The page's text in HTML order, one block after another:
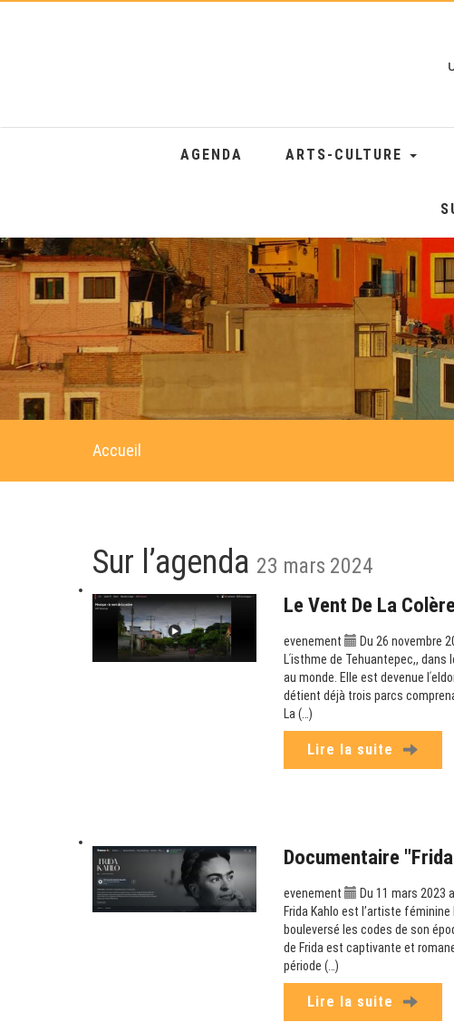
AGENDA ARTS-CULTURE
Accueil
Sur l’agenda 23 mars 2024
Le Vent De La
evenement
Du 26 novembre
Lʹisthme de Tehuantepec,,
au monde. Elle est devenue
détient déjà trois parcs
La (…)
Lire la suite
Documentaire
evenement
Du 11 mars 2023
Frida Kahlo est l’artiste
bouleversé les codes de son
de Frida est captivante et
période (…)
Lire la suite